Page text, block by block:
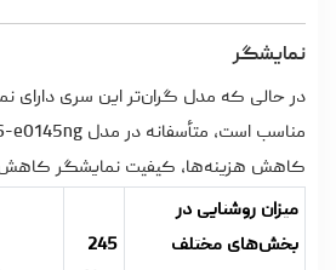
نمایشگر
در حالی که مدل گران‌تر این سری دارای
کاهش هزینه‌ها، کیفیت نمایشگر کاهش
میزان روشنایی در
بخش‌های مختلف
245